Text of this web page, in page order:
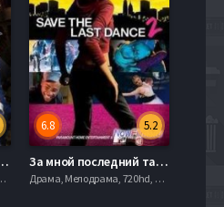
с демонами (2015)
mobilen,
5.2
6.8
За мной последний танец 2 (2007)
Драма, Мелодрама, 720hd, mobilen,